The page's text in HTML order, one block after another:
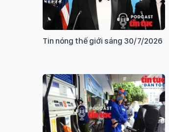
Tin nóng thế giới sáng 30/7/2026